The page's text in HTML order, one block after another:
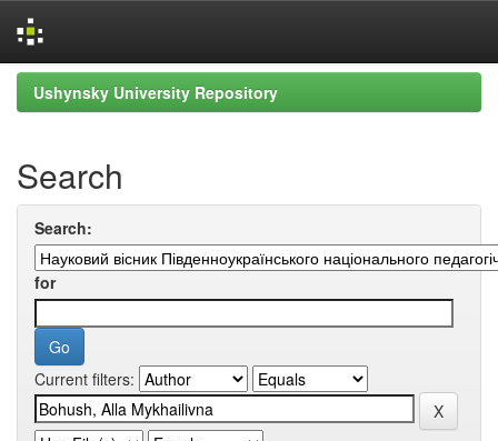
Skip
navigation
Ushynsky University Repository
Search
Search:
for
Current filters: